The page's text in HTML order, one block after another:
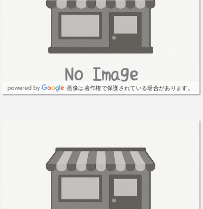
画像は著作権で保護されている場合があります。